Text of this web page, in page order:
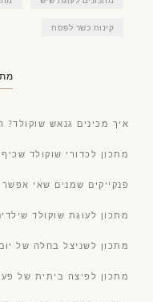
קינוח כשר לפסח
איך מכינים גנאש
מתכון לכדורי שוקולד
פנקייקים שמנים שאי
מתכון לעוגת שוקולד
מתכון לשניצל בחלה של
מתכון לפיצה ביתית של